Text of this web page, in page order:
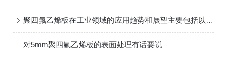
聚四氟乙烯板在工业领域的应用趋势和展望主要包括以下几个方面
对5mm聚四氟乙烯板的表面处理有话要说